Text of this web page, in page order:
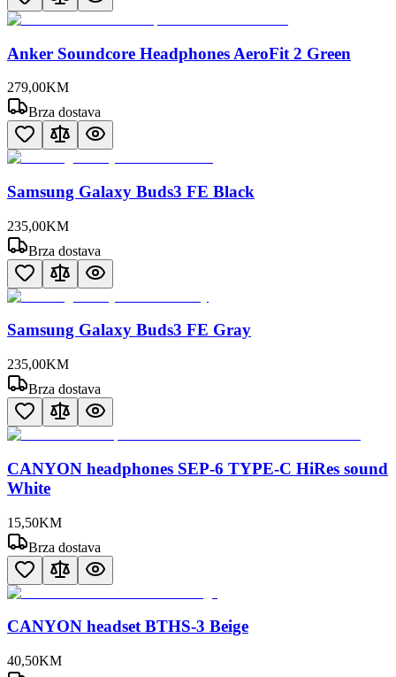
Anker Soundcore Headphones AeroFit 2 Green
279,00KM
Brza dostava
Samsung Galaxy Buds3 FE Black
235,00KM
Brza dostava
Samsung Galaxy Buds3 FE Gray
235,00KM
Brza dostava
CANYON headphones SEP-6 TYPE-C HiRes sound
White
15,50KM
Brza dostava
CANYON headset BTHS-3 Beige
40,50KM